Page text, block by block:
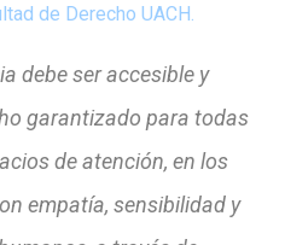
de Derecho UACH.
debe ser accesible y
garantizado para todas
de atención, en los
empatía, sensibilidad y